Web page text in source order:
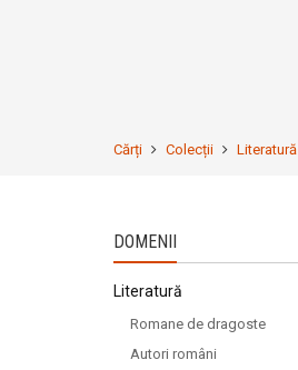
Cărți Colecții Literatură
DOMENII
Literatură
Romane de dragoste
Autori români